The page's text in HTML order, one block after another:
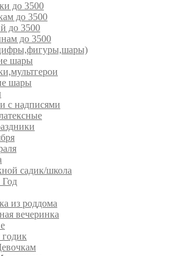
до 3500
до 3500
до 3500
до 3500
шары
шары
с надписями
садик/школа
из роддома
вечеринка
годик